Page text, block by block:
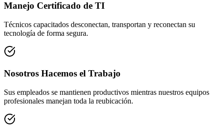
Manejo Certificado de TI
Técnicos capacitados desconectan, transportan y reconectan su
tecnología de forma segura.
Nosotros Hacemos el Trabajo
Sus empleados se mantienen productivos mientras nuestros equipos
profesionales manejan toda la reubicación.